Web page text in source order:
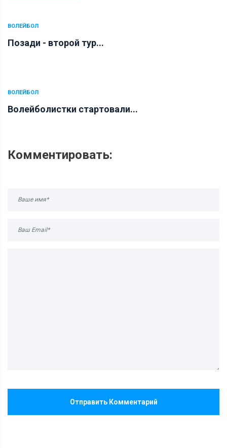
ВОЛЕЙБОЛ
Позади - второй тур...
ВОЛЕЙБОЛ
Волейболистки стартовали...
Комментировать:
Отправить Комментарий